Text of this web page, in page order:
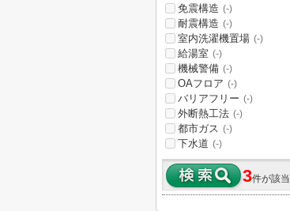
免震構造 (-)
耐震構造 (-)
室内洗濯機置場 (-)
給湯室 (-)
機械警備 (-)
OAフロア (-)
バリアフリー (-)
外断熱工法 (-)
都市ガス (-)
下水道 (-)
3件が該当